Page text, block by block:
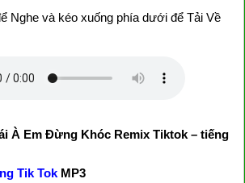
Nghe và kéo xuống phía dưới để Tải Về
À Em Đừng Khóc Remix Tiktok – tiếng
Tik Tok MP3